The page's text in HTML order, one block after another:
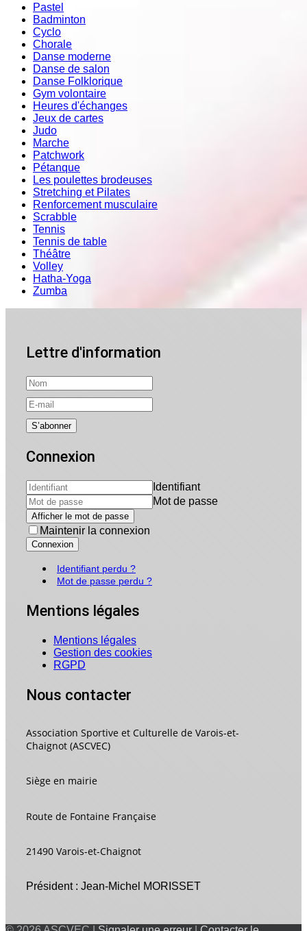
Pastel
Badminton
Cyclo
Chorale
Danse moderne
Danse de salon
Danse Folklorique
Gym volontaire
Heures d'échanges
Jeux de cartes
Judo
Marche
Patchwork
Pétanque
Les poulettes brodeuses
Stretching et Pilates
Renforcement musculaire
Scrabble
Tennis
Tennis de table
Théâtre
Volley
Hatha-Yoga
Zumba
Lettre d'information
Connexion
Identifiant
Mot de passe
Afficher le mot de passe
Maintenir la connexion
Connexion
Identifiant perdu ?
Mot de passe perdu ?
Mentions légales
Mentions légales
Gestion des cookies
RGPD
Nous contacter
Association Sportive et Culturelle de Varois-et-
Chaignot (ASCVEC)
Siège en mairie
Route de Fontaine Française
21490 Varois-et-Chaignot
Président : Jean-Michel MORISSET